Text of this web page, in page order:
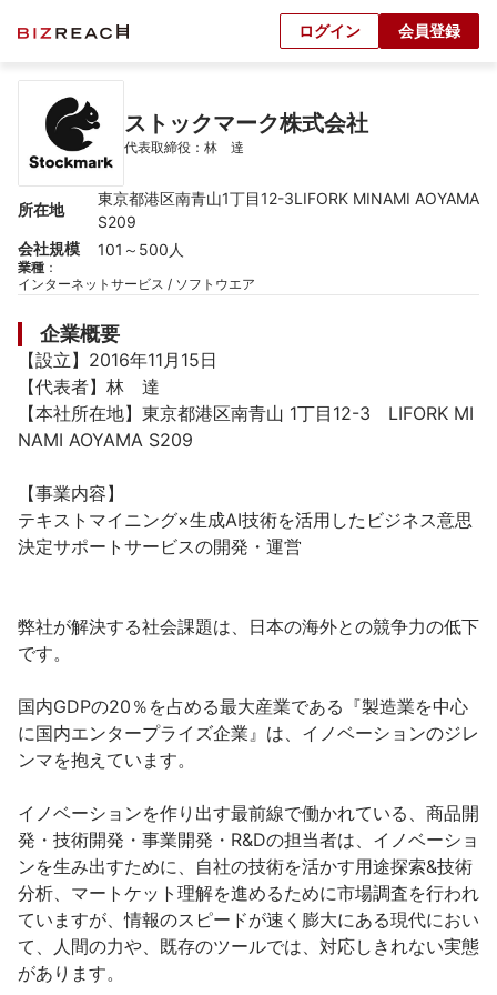
ログイン 会員登録
ストックマーク株式会社
代表取締役：林　達
所在地
東京都港区南青山1丁目12-3LIFORK MINAMI AOYAMA
S209
会社規模
101～500人
業種 ：
インターネットサービス / ソフトウエア
企業概要
【設立】2016年11月15日
【代表者】林　達
【本社所在地】東京都港区南青山 1丁目12-3　LIFORK MI
NAMI AOYAMA S209
【事業内容】
テキストマイニング×生成AI技術を活用したビジネス意思
決定サポートサービスの開発・運営
弊社が解決する社会課題は、日本の海外との競争力の低下
です。
国内GDPの20％を占める最大産業である『製造業を中心
に国内エンタープライズ企業』は、イノベーションのジレ
ンマを抱えています。
イノベーションを作り出す最前線で働かれている、商品開
発・技術開発・事業開発・R&Dの担当者は、イノベーショ
ンを生み出すために、自社の技術を活かす用途探索&技術
分析、マートケット理解を進めるために市場調査を行われ
ていますが、情報のスピードが速く膨大にある現代におい
て、人間の力や、既存のツールでは、対応しきれない実態
があります。